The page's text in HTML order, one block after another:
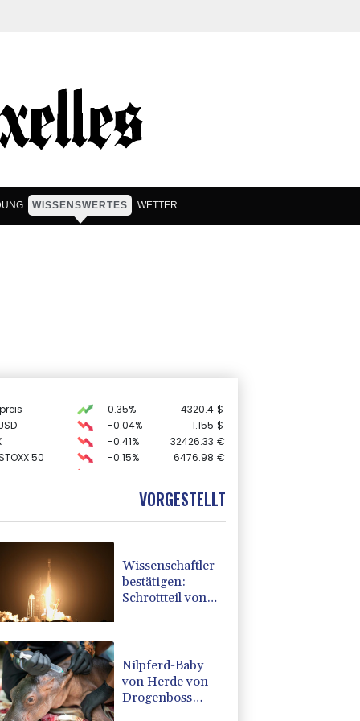
WISSENSWERTES WETTER
0.35% 4320.4 $
-0.04% 1.155 $
-0.41% 32426.33 €
50
-0.15% 6476.98 €
-0.89% 3946.73 €
-0.46% 18553.91 €
VORGESTELLT
Wissenschaftler
bestätigen:
Schrottteil von
Nilpferd-Baby
von Herde von
Drogenboss